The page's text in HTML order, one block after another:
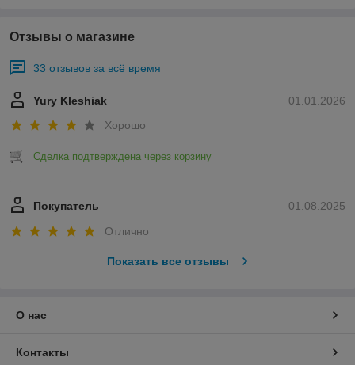
Отзывы о магазине
33 отзывов за всё время
01.01.2026
Yury Kleshiak
Хорошо
Сделка подтверждена через корзину
01.08.2025
Покупатель
Отлично
Показать все отзывы
О нас
Контакты